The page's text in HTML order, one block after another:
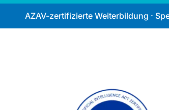
AZAV-zertifizierte Weiterbildung ·